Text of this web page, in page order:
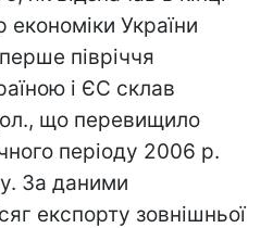
економіки України
півріччя
і ЄС склав
що перевищило
періоду 2006 р.
За даними
експорту зовнішньої